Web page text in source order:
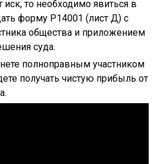
иск, то необходимо явиться в
форму Р14001 (лист Д) с
общества и приложением
суда.
полноправным участником
получать чистую прибыль от